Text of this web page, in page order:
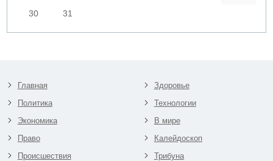
30
31
Главная
Политика
Экономика
Право
Происшествия
Здоровье
Технологии
В мире
Калейдоскоп
Трибуна